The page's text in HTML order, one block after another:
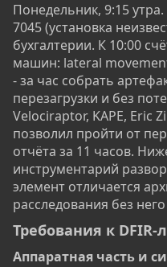
Понедельник, 9:15
7045 (установка
бухгалтерии. К 10:00
машин: lateral
- за час собрать
перезагрузки и без
Velociraptor, KAPE, Eric
позволил пройти от
отчёта за 11 часов.
инструментарий
элемент отличается
расследования без
Требования к DFIR-
Аппаратная часть и